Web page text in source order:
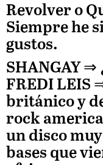
Revolver o
Siempre he
gustos.
SHANGAY ⇒
FREDI LEIS
británico y
rock
un disco
bases que